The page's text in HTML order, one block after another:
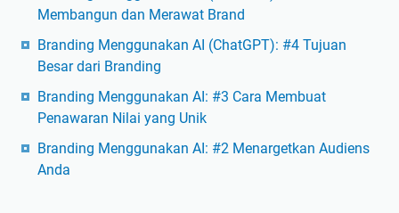
Membangun dan Merawat Brand
Branding Menggunakan AI (ChatGPT): #4 Tujuan
Besar dari Branding
Branding Menggunakan AI: #3 Cara Membuat
Penawaran Nilai yang Unik
Branding Menggunakan AI: #2 Menargetkan Audiens
Anda